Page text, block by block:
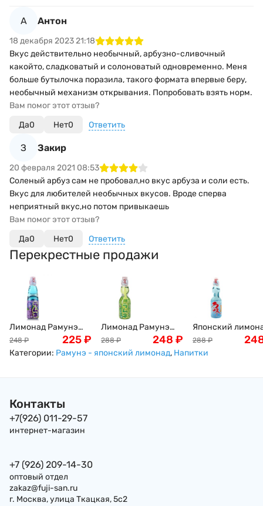
А Антон
18 декабря 2023 21:18
Вкус действительно необычный, арбузно-сливочный
какойто, сладковатый и солоноватый одновременно. Меня
больше бутылочка поразила, такого формата впервые беру,
необычный механизм открывания. Попробовать взять норм.
Вам помог этот отзыв?
Да0 Нет0 Ответить
З Закир
20 февраля 2021 08:53
Соленый арбуз сам не пробовал,но вкус арбуза и соли есть.
Вкус для любителей необычных вкусов. Вроде сперва
неприятный вкус,но потом привыкаешь
Вам помог этот отзыв?
Да0 Нет0 Ответить
Перекрестные продажи
Лимонад Рамунэ
черничный вкус
Ramune Hata Kousen,
200мл, Япония
248 ₽ 225₽
Лимонад Рамунэ
дынный вкус
Ramune Hata Kousen,
288 ₽ 248 ₽
Японский
Рамунэ "Вкус
Японии" Ramune
288 ₽
Категории: Рамунэ - японский лимонад, Напитки
Контакты
+7(926) 011-29-57
интернет-магазин
+7 (926) 209-14-30
оптовый отдел
zakaz@fuji-san.ru
г. Москва, улица Ткацкая, 5с2